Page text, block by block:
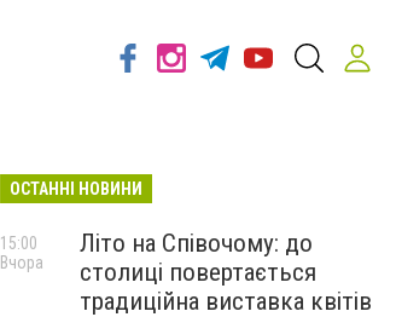
ОСТАННІ НОВИНИ
Літо на Співочому: до
столиці повертається
традиційна виставка квітів
15:00
Вчора